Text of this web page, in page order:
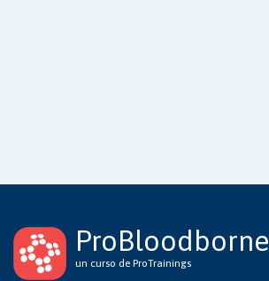
ProBloodborne
un curso de ProTrainings